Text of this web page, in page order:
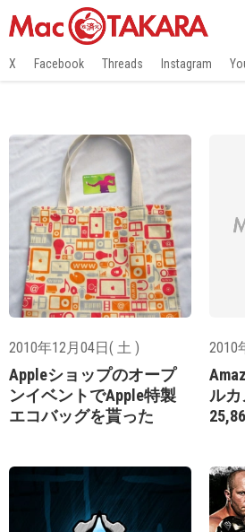
X Facebook Threads Instagram
2010年12月04日( 土 )
Appleショップのオープ
ンイベントでApple特製
エコバッグを貰った
2010
ルカ